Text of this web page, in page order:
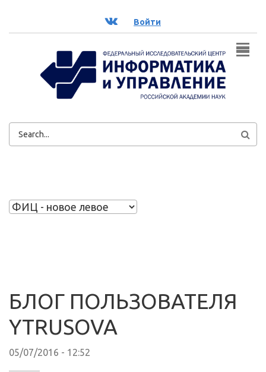
ВК Войти
ФОРМА
БЛОГ ПОЛЬЗОВАТЕЛЯ
YTRUSOVA
05/07/2016 - 12:52